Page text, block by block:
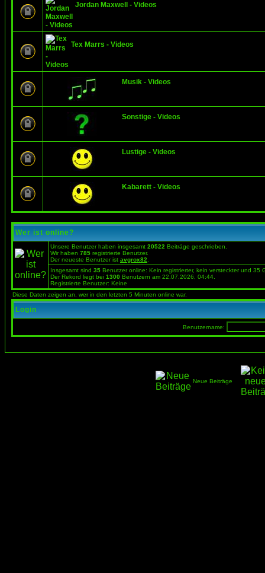
Jordan Maxwell - Videos
Tex Marrs - Videos
Musik - Videos
Sonstige - Videos
Lustige - Videos
Kabarett - Videos
Wer ist online?
Unsere Benutzer haben insgesamt 20522 Beiträge geschrieben.
Wir haben 785 registrierte Benutzer.
Der neueste Benutzer ist avgrox82
Insgesamt sind 35 Benutzer online: Kein registrierter, kein versteckter und
Der Rekord liegt bei 1300 Benutzern am 22.07.2026, 04:44.
Registrierte Benutzer: Keine
Diese Daten zeigen an, wer in den letzten 5 Minuten online war.
Login
Benutzername:
Neue Beiträge